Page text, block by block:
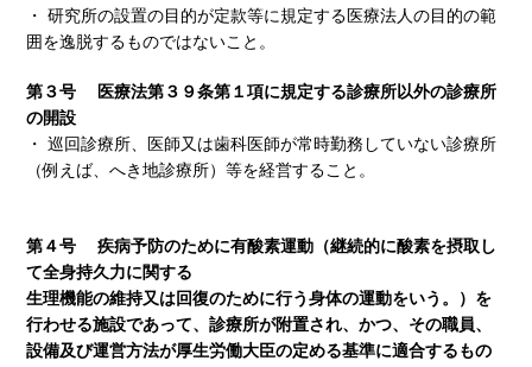
・ 研究所の設置の目的が定款等に規定する医療法人の目的の範
囲を逸脱するものではないこと。
第３号 医療法第３９条第１項に規定する診療所以外の診療所
の開設
・ 巡回診療所、医師又は歯科医師が常時勤務していない診療所
（例えば、へき地診療所）等を経営すること。
第４号 疾病予防のために有酸素運動（継続的に酸素を摂取し
て全身持久力に関する
生理機能の維持又は回復のために行う身体の運動をいう。）を
行わせる施設であって、診療所が附置され、かつ、その職員、
設備及び運営方法が厚生労働大臣の定める基準に適合するもの